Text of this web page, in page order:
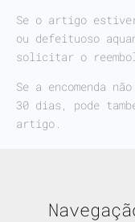
Se o artigo
ou defeituoso
solicitar o
Se a encomenda
30 dias, pode
artigo.